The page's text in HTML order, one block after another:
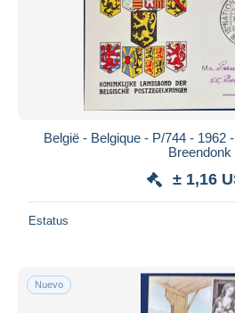
België - Belgique - P/744 - 1962
Breendonk
± 1,16
Estatus
Nuevo